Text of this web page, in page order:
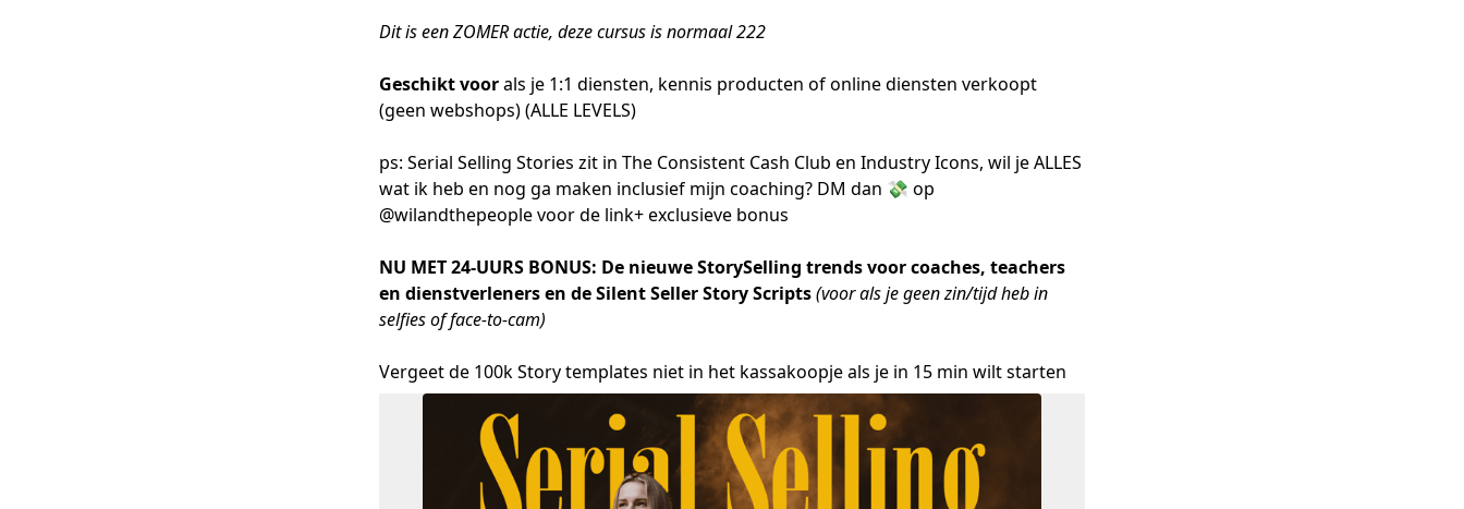
Dit is een ZOMER actie, deze cursus is normaal 222
Geschikt voorals je 1:1 diensten, kennis producten of online diensten verkoopt
(geen webshops) (ALLE LEVELS)
ps: Serial Selling Stories zit in The Consistent Cash Club en Industry Icons, wil je ALLES
wat ik heb en nog ga maken inclusief mijn coaching? DM dan 💸 op
@wilandthepeople voor de link+ exclusieve bonus
NU MET 24-UURS BONUS: De nieuwe StorySelling trends voor coaches, teachers
en dienstverleners en de Silent Seller Story Scripts(voor als je geen zin/tijd heb in
selfies of face-to-cam)
Vergeet de 100k Story templates niet in het kassakoopje als je in 15 min wilt starten